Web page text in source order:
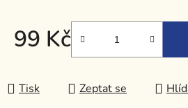
99 Kč
Měrná cena:
Tisk Zeptat se